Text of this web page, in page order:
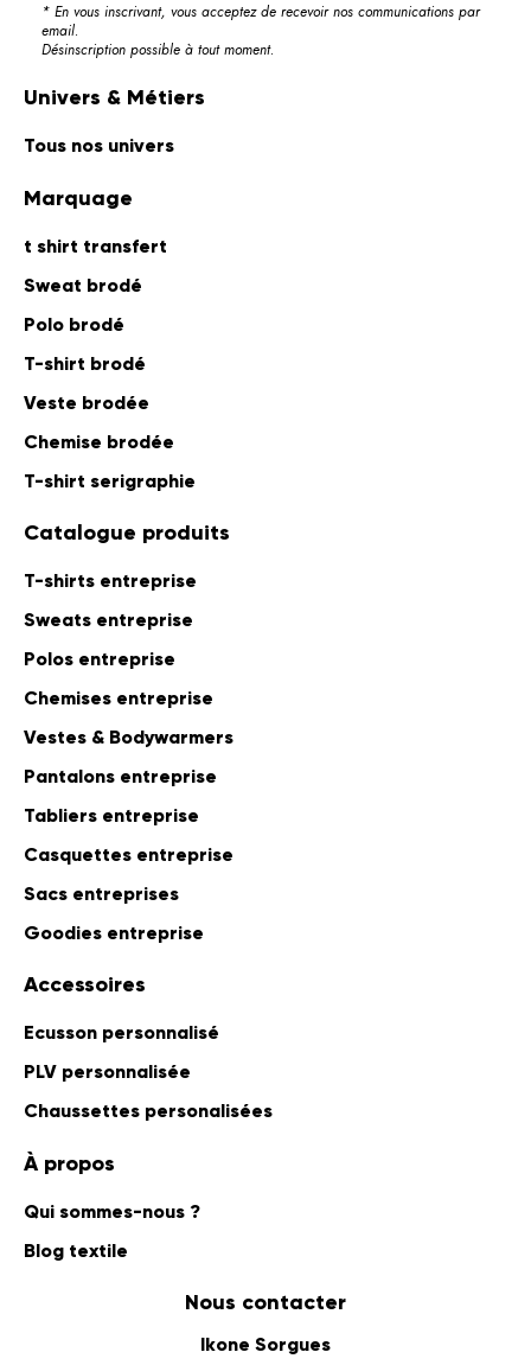
* En vous inscrivant, vous acceptez de recevoir nos communications par
email.
Désinscription possible à tout moment.
Univers & Métiers
Tous nos univers
Marquage
t shirt transfert
Sweat brodé
Polo brodé
T-shirt brodé
Veste brodée
Chemise brodée
T-shirt serigraphie
Catalogue produits
T-shirts entreprise
Sweats entreprise
Polos entreprise
Chemises entreprise
Vestes & Bodywarmers
Pantalons entreprise
Tabliers entreprise
Casquettes entreprise
Sacs entreprises
Goodies entreprise
Accessoires
Ecusson personnalisé
PLV personnalisée
Chaussettes personalisées
À propos
Qui sommes-nous ?
Blog textile
Nous contacter
Ikone Sorgues